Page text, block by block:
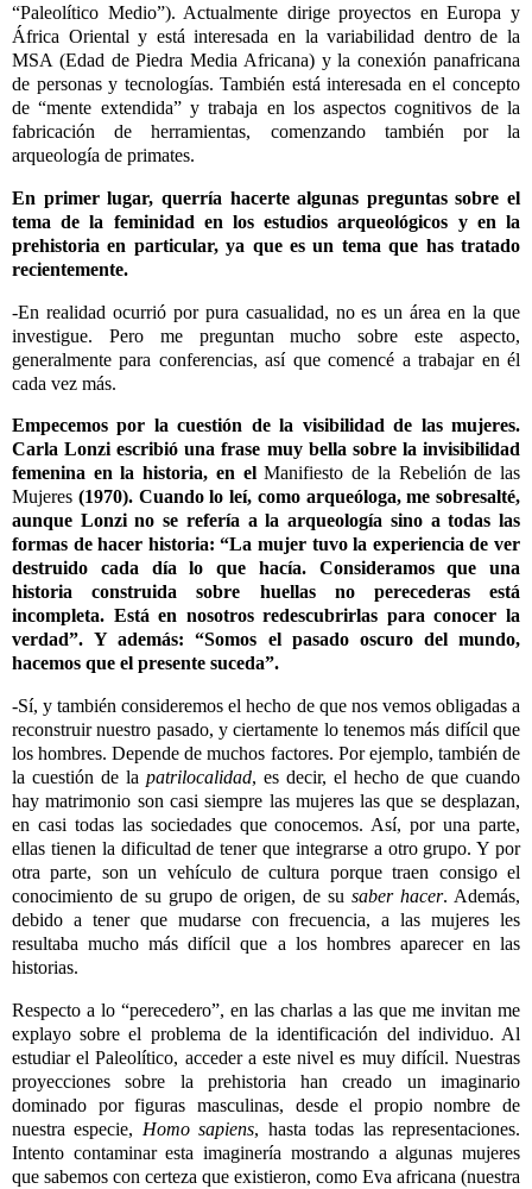
“Paleolítico Medio”). Actualmente dirige proyectos en Europa y
África Oriental y está interesada en la variabilidad dentro de la
MSA (Edad de Piedra Media Africana) y la conexión panafricana
de personas y tecnologías. También está interesada en el concepto
de “mente extendida” y trabaja en los aspectos cognitivos de la
fabricación de herramientas, comenzando también por la
arqueología de primates.
En primer lugar, querría hacerte algunas preguntas sobre el
tema de la feminidad en los estudios arqueológicos y en la
prehistoria en particular, ya que es un tema que has tratado
recientemente.
-En realidad ocurrió por pura casualidad, no es un área en la que
investigue. Pero me preguntan mucho sobre este aspecto,
generalmente para conferencias, así que comencé a trabajar en él
cada vez más.
Empecemos por la cuestión de la visibilidad de las mujeres.
Carla Lonzi escribió una frase muy bella sobre la invisibilidad
femenina en la historia, en elManifiesto de la Rebelión de las
Mujeres (1970). Cuando lo leí, como arqueóloga, me sobresalté,
aunque Lonzi no se refería a la arqueología sino a todas las
formas de hacer historia: “La mujer tuvo la experiencia de ver
destruido cada día lo que hacía. Consideramos que una
historia construida sobre huellas no perecederas está
incompleta. Está en nosotros redescubrirlas para conocer la
verdad”. Y además: “Somos el pasado oscuro del mundo,
hacemos que el presente suceda”.
-Sí, y también consideremos el hecho de que nos vemos obligadas a
reconstruir nuestro pasado, y ciertamente lo tenemos más difícil que
los hombres. Depende de muchos factores. Por ejemplo, también de
la cuestión de la patrilocalidad, es decir, el hecho de que cuando
hay matrimonio son casi siempre las mujeres las que se desplazan,
en casi todas las sociedades que conocemos. Así, por una parte,
ellas tienen la dificultad de tener que integrarse a otro grupo. Y por
otra parte, son un vehículo de cultura porque traen consigo el
conocimiento de su grupo de origen, de susaber hacer. Además,
debido a tener que mudarse con frecuencia, a las mujeres les
resultaba mucho más difícil que a los hombres aparecer en las
historias.
Respecto a lo “perecedero”, en las charlas a las que me invitan me
explayo sobre el problema de la identificación del individuo. Al
estudiar el Paleolítico, acceder a este nivel es muy difícil. Nuestras
proyecciones sobre la prehistoria han creado un imaginario
dominado por figuras masculinas, desde el propio nombre de
nuestra especie, Homo sapiens, hasta todas las representaciones.
Intento contaminar esta imaginería mostrando a algunas mujeres
que sabemos con certeza que existieron, como Eva africana (nuestra